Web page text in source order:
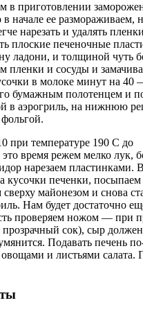
в приготовлении
начале ее размораживаем,
нарезать и удалять
плоские печеночные
ладони, и толщиной чуть
пленки и сосуды и
в молоке минут на 40
бумажным полотенцем и
в аэрогриль, на нижнюю
при температуре 190 С до
это время режем мелко лук,
нарезаем пластинками.
кусочки печенки,
майонезом и снова
Нам будет достаточно
проверяем ножом — при
прозрачный сок), сыр должен
Подавать печень
и листьями салата.